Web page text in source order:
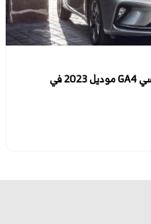
تعرف على فئات وأسعار سيارة جي ايه سي GA4 موديل 2023 في